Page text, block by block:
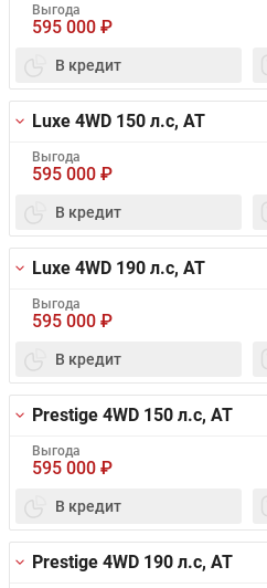
Выгода
595 000 ₽
В кредит
Luxe 4WD 150 л.с, AT
Выгода
595 000 ₽
В кредит
Luxe 4WD 190 л.с, AT
Выгода
595 000 ₽
В кредит
Prestige 4WD 150 л.с, AT
Выгода
595 000 ₽
В кредит
Prestige 4WD 190 л.с, AT